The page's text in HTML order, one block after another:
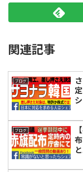
関連記事
ブログ
ブログ